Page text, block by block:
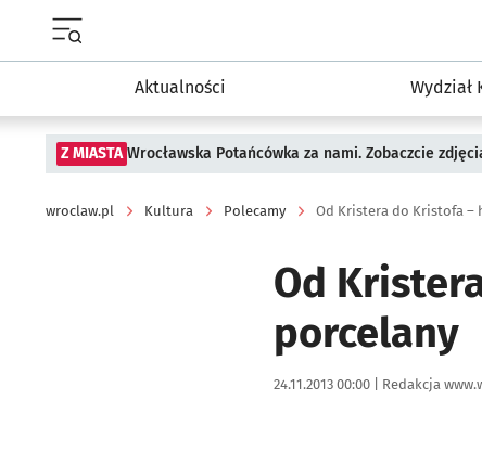
Aktualności Wydział
Z MIASTA Wrocławska Potańcówka za nami. Zobaczcie
wroclaw.pl Kultura Polecamy Od Kristera do Kristofa
Od
porcelany
Data publikacji:
24.11.2013 00:00 | Autor:
Redakcja